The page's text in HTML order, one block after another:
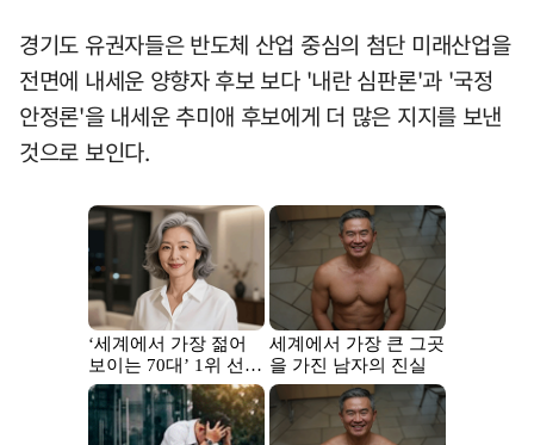
경기도 유권자들은 반도체 산업 중심의 첨단 미래산업을
전면에 내세운 양향자 후보 보다 '내란 심판론'과 '국정
안정론'을 내세운 추미애 후보에게 더 많은 지지를 보낸
것으로 보인다.